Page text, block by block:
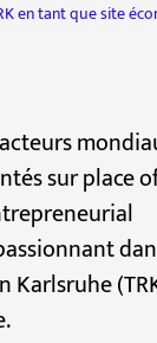
en tant que site
sur place
Karlsruhe